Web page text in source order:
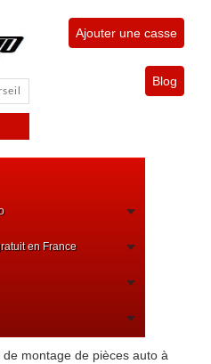
Ajouter une casse
Blog
en France
de montage de pièces auto à